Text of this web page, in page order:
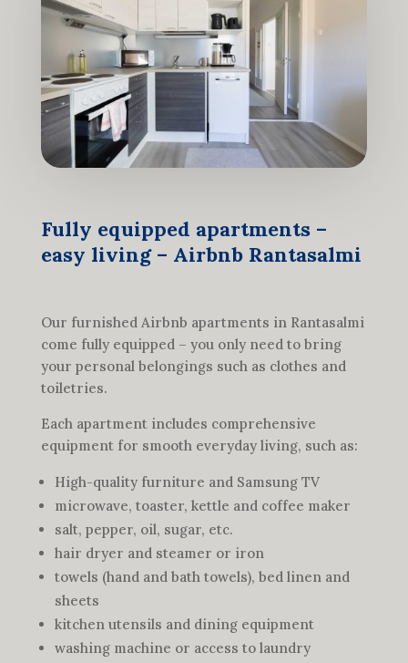
Fully equipped apartments –
easy living – Airbnb Rantasalmi
Our furnished Airbnb apartments in Rantasalmi
come fully equipped – you only need to bring
your personal belongings such as clothes and
toiletries.
Each apartment includes comprehensive
equipment for smooth everyday living, such as:
High-quality furniture and Samsung TV
microwave, toaster, kettle and coffee maker
salt, pepper, oil, sugar, etc.
hair dryer and steamer or iron
towels (hand and bath towels), bed linen and
sheets
kitchen utensils and dining equipment
washing machine or access to laundry